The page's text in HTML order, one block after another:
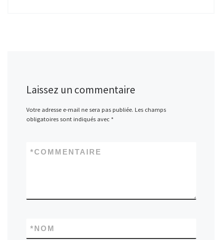
Laissez un commentaire
Votre adresse e-mail ne sera pas publiée. Les champs
obligatoires sont indiqués avec *
COMMENTAIRE
*
NOM
*